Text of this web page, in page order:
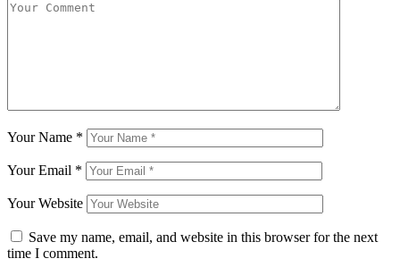
Your Name *
Your Email *
Your Website
Save my name, email, and website in this browser for the next
time I comment.